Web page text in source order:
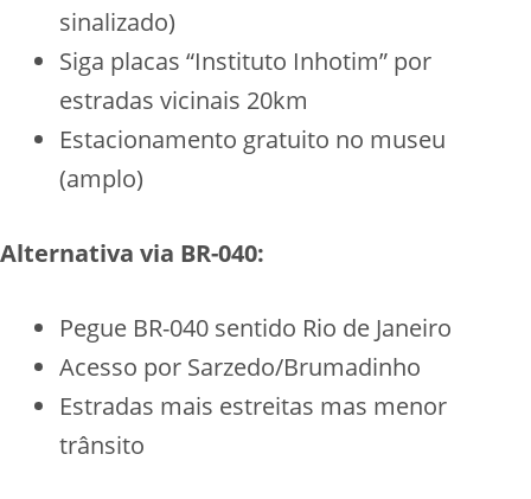
sinalizado)
Siga placas “Instituto Inhotim” por
estradas vicinais 20km
Estacionamento gratuito no museu
(amplo)
Alternativa via BR-040:
Pegue BR-040 sentido Rio de Janeiro
Acesso por Sarzedo/Brumadinho
Estradas mais estreitas mas menor
trânsito